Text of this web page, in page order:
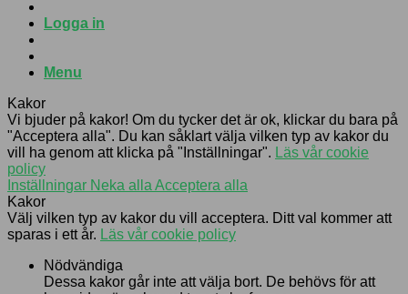
Logga in
Menu
Kakor
Vi bjuder på kakor! Om du tycker det är ok, klickar du bara på
"Acceptera alla". Du kan såklart välja vilken typ av kakor du
vill ha genom att klicka på "Inställningar". Läs vår cookie
policy
Inställningar Neka alla Acceptera alla
Kakor
Välj vilken typ av kakor du vill acceptera. Ditt val kommer att
sparas i ett år. Läs vår cookie policy
Nödvändiga
Dessa kakor går inte att välja bort. De behövs för att